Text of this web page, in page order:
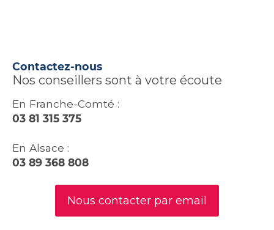
Contactez-nous
Nos conseillers sont à votre écoute
En Franche-Comté :
03 81 315 375
En Alsace :
03 89 368 808
Nous contacter par email